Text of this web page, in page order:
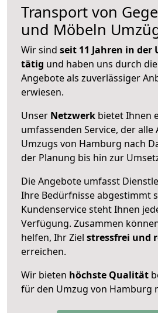
Transport von
und Möbeln
Wir sind seit 11 Jahren in der
tätig und haben uns durch
Angebote als zuverlässiger
erwiesen.
Unser Netzwerk bietet Ihnen
umfassenden Service, der alle
Umzugs von Hamburg nach
der Planung bis hin zur
Die Angebote umfasst
Ihre Bedürfnisse abgestimmt
Kundenservice steht Ihnen
Verfügung. Zusammen
helfen, Ihr Ziel stressfrei und
erreichen.
Wir bieten höchste Qualität
für den Umzug von Hamburg